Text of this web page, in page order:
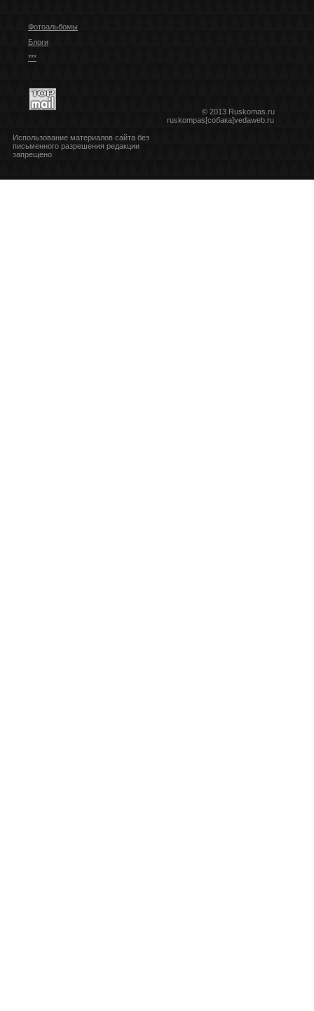
Фотоальбомы
Блоги
***
© 2013 Ruskomas.ru
ruskompas[собака]vedaweb.ru
Использование материалов сайта без
письменного разрешения редакции
запрещено